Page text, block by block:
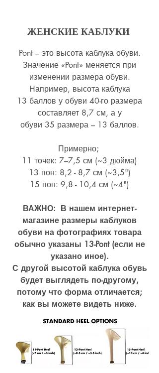
ЖЕНСКИЕ КАБЛУКИ
Pont – это высота каблука обуви.
Значение «Pont» меняется при
изменении размера обуви.
Например, высота каблука
13 баллов у обуви 40-го размера
составляет 8,7 см, а у
обуви 35 размера – 13 баллов.
Примерно;
11 точек: 7–7,5 см (~3 дюйма)
13 пон: 8,2 - 8,7 см (~3,5")
15 пон: 9,8 - 10,4 см (~4")
ВАЖНО: В нашем интернет-
магазине размеры каблуков
обуви на фотографиях товара
обычно указаны 13-Pont (если не
указано иное).
С другой высотой каблука обувь
будет выглядеть по-другому,
потому что форма отличается;
как вы можете видеть ниже.